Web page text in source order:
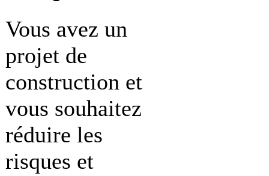
Vous avez un
projet de
construction et
vous souhaitez
réduire les
risques et